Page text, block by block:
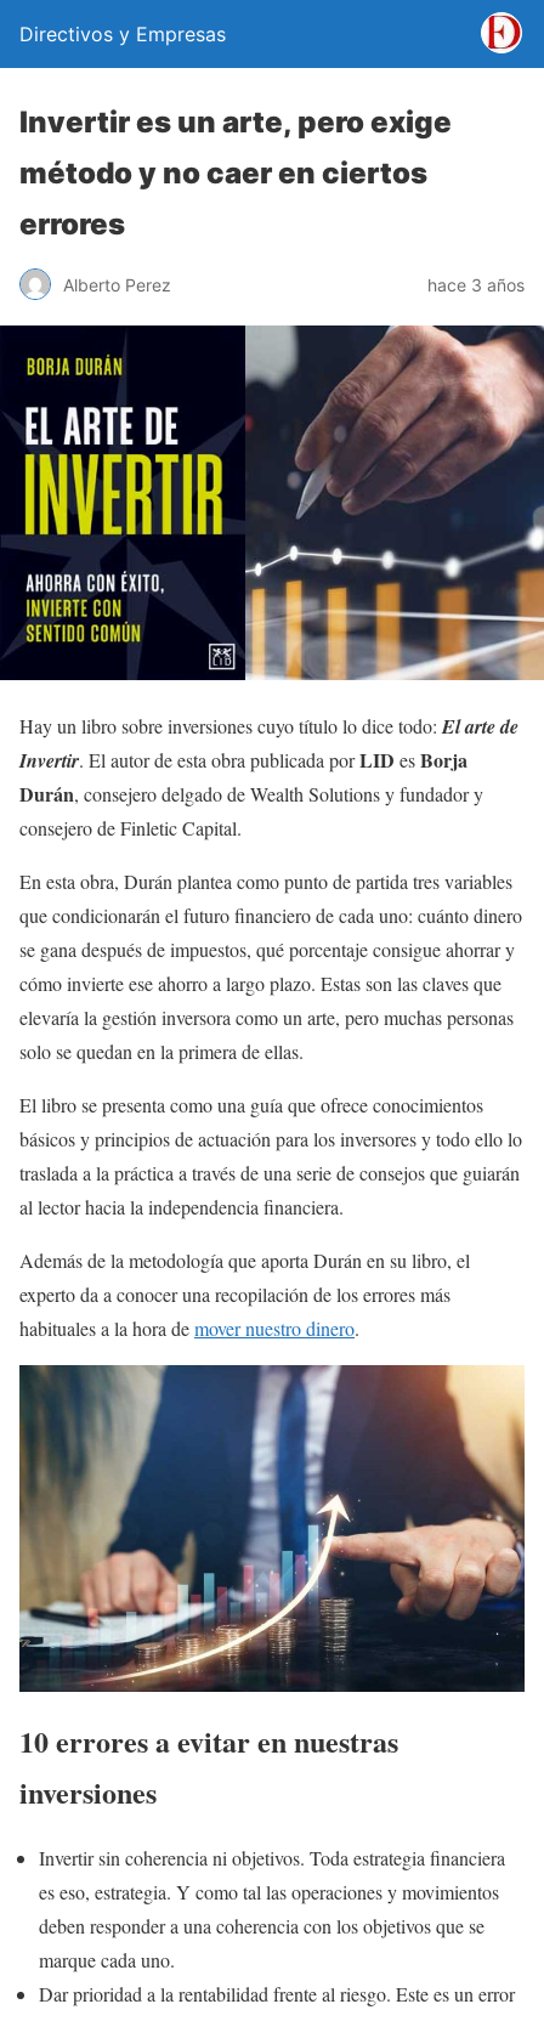
Directivos y Empresas
Invertir es un arte, pero exige
método y no caer en ciertos
errores
Alberto Perez hace 3 años
Hay un libro sobre inversiones cuyo título lo dice todo: El arte de
Invertir. El autor de esta obra publicada porLID esBorja
Durán, consejero delgado de Wealth Solutions y fundador y
consejero de Finletic Capital.
En esta obra, Durán plantea como punto de partida tres variables
que condicionarán el futuro financiero de cada uno: cuánto dinero
se gana después de impuestos, qué porcentaje consigue ahorrar y
cómo invierte ese ahorro a largo plazo. Estas son las claves que
elevaría la gestión inversora como un arte, pero muchas personas
solo se quedan en la primera de ellas.
El libro se presenta como una guía que ofrece conocimientos
básicos y principios de actuación para los inversores y todo ello lo
traslada a la práctica a través de una serie de consejos que guiarán
al lector hacia la independencia financiera.
Además de la metodología que aporta Durán en su libro, el
experto da a conocer una recopilación de los errores más
habituales a la hora demover nuestro dinero.
10 errores a evitar en nuestras
inversiones
Invertir sin coherencia ni objetivos. Toda estrategia financiera
es eso, estrategia. Y como tal las operaciones y movimientos
deben responder a una coherencia con los objetivos que se
marque cada uno.
Dar prioridad a la rentabilidad frente al riesgo. Este es un error